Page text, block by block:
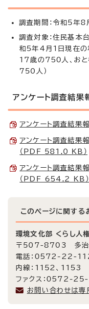
調査期間：令和5年
調査対象：住民基本
和5年4月1日現在の
17歳の750人、おと
750人）
アンケート調査結果
アンケート調査結
アンケート調査結果
（PDF 581.0 KB）
アンケート調査結果
（PDF 654.2 KB）
このページに関する
環境文化部 くらし人
〒507-8703 多治
電話：0572-22-
内線：1152、1153
ファクス：0572-
お問い合わせは専